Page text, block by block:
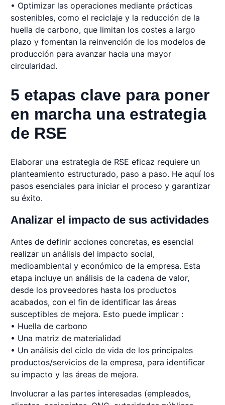
• Optimizar las operaciones mediante prácticas
sostenibles, como el reciclaje y la reducción de la
huella de carbono, que limitan los costes a largo
plazo y fomentan la reinvención de los modelos de
producción para avanzar hacia una mayor
circularidad.
5 etapas clave para poner
en marcha una estrategia
de RSE
Elaborar una estrategia de RSE eficaz requiere un
planteamiento estructurado, paso a paso. He aquí los
pasos esenciales para iniciar el proceso y garantizar
su éxito.
Analizar el impacto de sus actividades
Antes de definir acciones concretas, es esencial
realizar un análisis del impacto social,
medioambiental y económico de la empresa. Esta
etapa incluye un análisis de la cadena de valor,
desde los proveedores hasta los productos
acabados, con el fin de identificar las áreas
susceptibles de mejora. Esto puede implicar :
• Huella de carbono
• Una matriz de materialidad
• Un análisis del ciclo de vida de los principales
productos/servicios de la empresa, para identificar
su impacto y las áreas de mejora.
Involucrar a las partes interesadas (empleados,